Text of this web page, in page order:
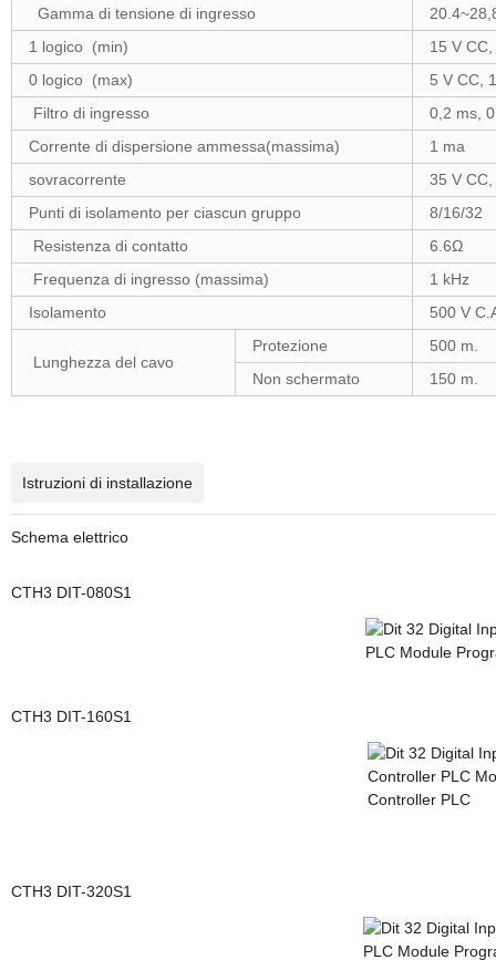
Gamma di tensione di ingresso
1 logico (min)
15 V
0 logico (max)
5 V CC,
Filtro di ingresso
0,2 ms,
Corrente di dispersione ammessa(massima)
1 ma
sovracorrente
35 V
Punti di isolamento per ciascun gruppo
8/16/32
Resistenza di contatto
6.6Ω
Frequenza di ingresso (massima)
1 kHz
Isolamento
500 V
Lunghezza del cavo
Protezione
500 m.
Non schermato
150 m.
Istruzioni di installazione
Schema elettrico
CTH3 DIT-080S1
CTH3 DIT-160S1
CTH3 DIT-320S1